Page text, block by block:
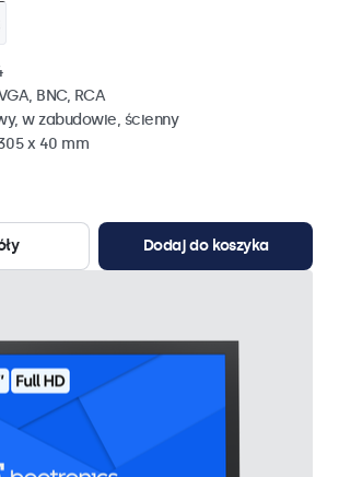
BNC, RCA
w zabudowie, ścienny
x 40 mm
Dodaj do koszyka